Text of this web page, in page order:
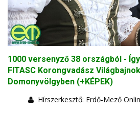
1000 versenyző 38 országból -
FITASC Korongvadász
Domonyvölgyben (+KÉPEK)
Hírszerkesztő: Erdő-Mező